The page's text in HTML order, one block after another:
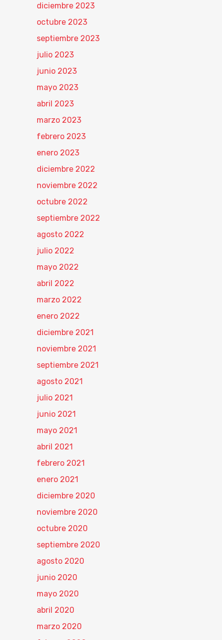
diciembre 2023
octubre 2023
septiembre 2023
julio 2023
junio 2023
mayo 2023
abril 2023
marzo 2023
febrero 2023
enero 2023
diciembre 2022
noviembre 2022
octubre 2022
septiembre 2022
agosto 2022
julio 2022
mayo 2022
abril 2022
marzo 2022
enero 2022
diciembre 2021
noviembre 2021
septiembre 2021
agosto 2021
julio 2021
junio 2021
mayo 2021
abril 2021
febrero 2021
enero 2021
diciembre 2020
noviembre 2020
octubre 2020
septiembre 2020
agosto 2020
junio 2020
mayo 2020
abril 2020
marzo 2020